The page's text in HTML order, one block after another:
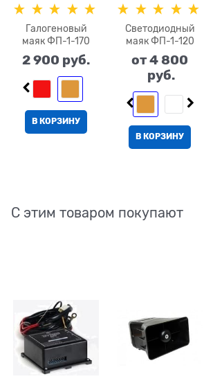
Галогеновый
маяк ФП-1-170
2 900 руб.
В КОРЗИНУ
Светодиодный
маяк ФП-1-120
от4 800
руб.
В КОРЗИНУ
С этим товаром покупают